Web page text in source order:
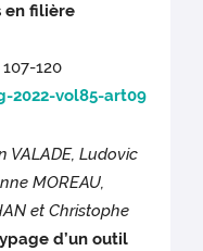
en filière
120
2022-vol85-art09
VALADE, Ludovic
MOREAU,
et Christophe
d’un outil